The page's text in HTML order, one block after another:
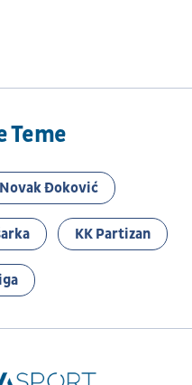
Teme
Novak Đoković
KK Partizan